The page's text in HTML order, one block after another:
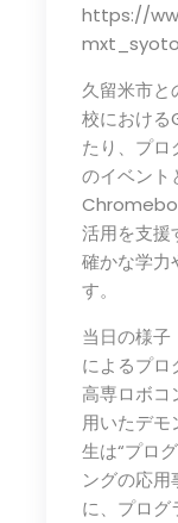
https://
久留米市
校における
たり、プロ
のイベント
活用を支援
確かな学力
す。
当日の様
によるプロ
高専ロボコ
用いたデモ
生は“プロ
ングの応
に、プログ